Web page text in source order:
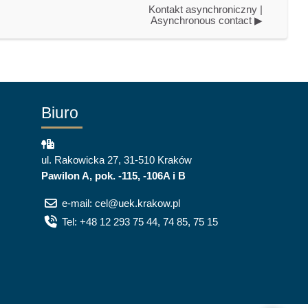
Kontakt asynchroniczny |
Asynchronous contact ▶︎
Biuro
ul. Rakowicka 27, 31-510 Kraków
Pawilon A, pok. -115, -106A i B
e-mail: cel@uek.krakow.pl
Tel: +48 12 293 75 44, 74 85, 75 15